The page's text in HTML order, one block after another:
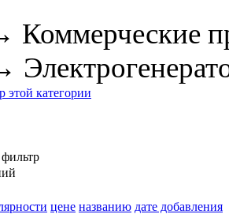
Коммерческие
этой категории
цене названию дате добавления